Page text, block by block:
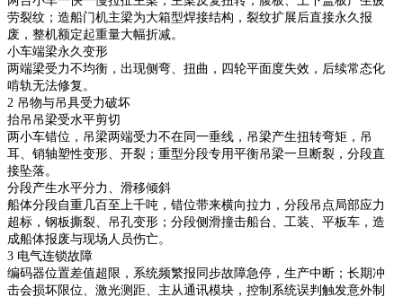
劳裂纹；造船门机主梁为大箱型焊接结构，裂纹扩展后直接永久报
废，整机额定起重量大幅折减。
小车端梁永久变形
两端梁受力不均衡，出现侧弯、扭曲，四轮平面度失效，后续常态化
啃轨无法修复。
2 吊物与吊具受力破坏
抬吊吊梁受水平剪切
两小车错位，吊梁两端受力不在同一垂线，吊梁产生扭转弯矩，吊
耳、销轴塑性变形、开裂；重型分段专用平衡吊梁一旦断裂，分段直
接坠落。
分段产生水平分力、滑移倾斜
船体分段自重几百至上千吨，错位带来横向拉力，分段吊点局部应力
超标，钢板撕裂、吊孔变形；分段侧滑撞击船台、工装、平板车，造
成船体报废与现场人员伤亡。
3 电气连锁故障
编码器位置差值超限，系统频繁报同步故障急停，生产中断；长期冲
击会损坏限位、激光测距、主从通讯模块，控制系统误判触发意外制